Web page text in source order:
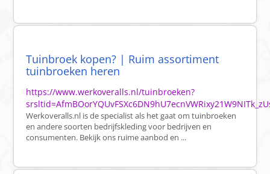
Tuinbroek kopen? | Ruim assortiment
tuinbroeken heren
https://www.werkoveralls.nl/tuinbroeken?
Werkoveralls.nl is de specialist als het gaat om tuinbroeken
en andere soorten bedrijfskleding voor bedrijven en
consumenten. Bekijk ons ruime aanbod en ...